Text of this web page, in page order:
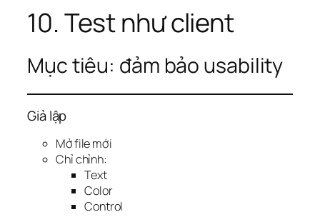
10. Test như client
Mục tiêu: đảm bảo usability
Giả lập
Mở file mới
Chỉ chỉnh:
Text
Color
Control